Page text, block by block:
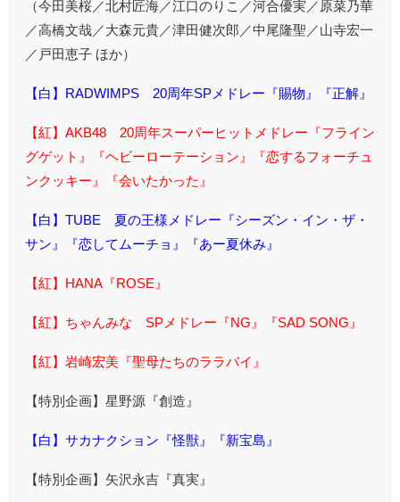
（今田美桜／北村匠海／江口のりこ／河合優実／原菜乃華
／高橋文哉／大森元貴／津田健次郎／中尾隆聖／山寺宏一
／戸田恵子 ほか）
【白】RADWIMPS 20周年SPメドレー『賜物』『正解』
【紅】AKB48 20周年スーパーヒットメドレー『フライン
グゲット』『ヘビーローテーション』『恋するフォーチュ
ンクッキー』『会いたかった』
【白】TUBE 夏の王様メドレー『シーズン・イン・ザ・
サン』『恋してムーチョ』『あー夏休み』
【紅】HANA『ROSE』
【紅】ちゃんみな SPメドレー『NG』『SAD SONG』
【紅】岩崎宏美『聖母たちのララバイ』
【特別企画】星野源『創造』
【白】サカナクション『怪獣』『新宝島』
【特別企画】矢沢永吉『真実』